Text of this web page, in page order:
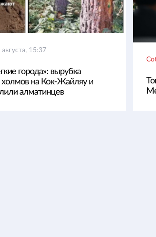
августа, 15:37
города»: вырубка
холмов на Кок-Жайляу и
алматинцев